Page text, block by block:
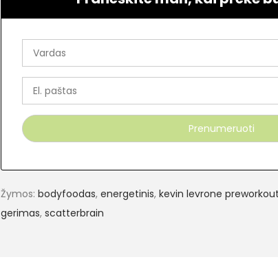
Žymos: bodyfoodas, energetinis, kevin levrone preworkout
gerimas, scatterbrain